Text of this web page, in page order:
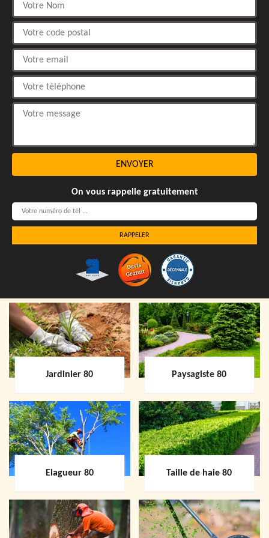
On vous rappelle gratuitement
Jardinier 80 Paysagiste 80
Elagueur 80 Taille de haie 80